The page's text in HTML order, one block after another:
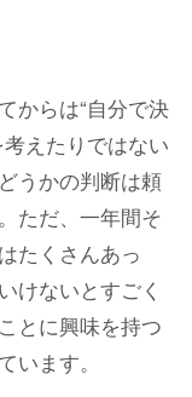
からは“自分で決
えたりではない
うかの判断は頼
ただ、一年間そ
たくさんあっ
けないとすごく
とに興味を持つ
ます。